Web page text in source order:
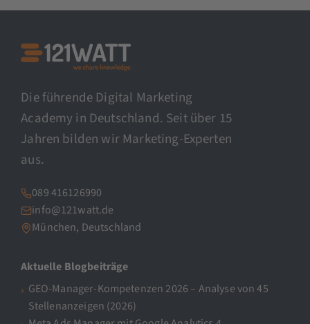
Die führende Digital Marketing
Academy in Deutschland. Seit über 15
Jahren bilden wir Marketing-Experten
aus.
089 416126990
info@121watt.de
München, Deutschland
Aktuelle Blogbeiträge
GEO-Manager-Kompetenzen 2026 – Analyse von 45
Stellenanzeigen (2026)